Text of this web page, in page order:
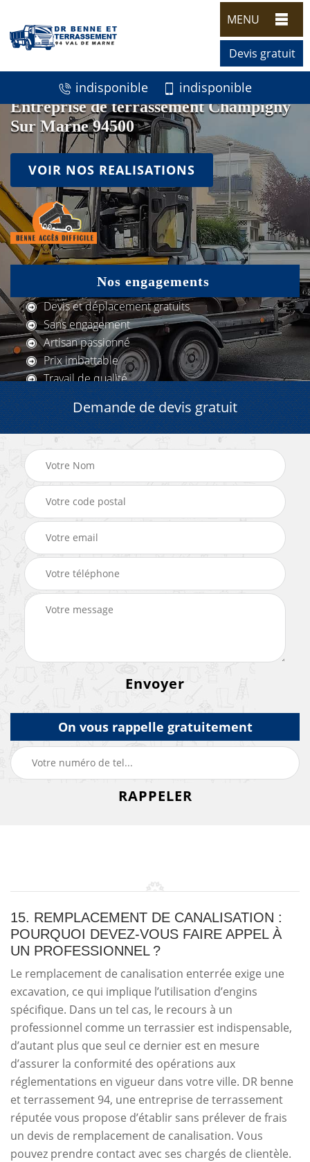
MENU
Devis gratuit
indisponible indisponible
Entreprise de terrassement Champigny
Sur Marne 94500
VOIR NOS REALISATIONS
Nos engagements
Devis et déplacement gratuits
Sans engagement
Artisan passionné
Prix imbattable
Travail de qualité
Demande de devis gratuit
On vous rappelle gratuitement
15. REMPLACEMENT DE CANALISATION :
POURQUOI DEVEZ-VOUS FAIRE APPEL À
UN PROFESSIONNEL ?
Le remplacement de canalisation enterrée exige une
excavation, ce qui implique l’utilisation d’engins
spécifique. Dans un tel cas, le recours à un
professionnel comme un terrassier est indispensable,
d’autant plus que seul ce dernier est en mesure
d’assurer la conformité des opérations aux
réglementations en vigueur dans votre ville. DR benne
et terrassement 94, une entreprise de terrassement
réputée vous propose d’établir sans prélever de frais
un devis de remplacement de canalisation. Vous
pouvez prendre contact avec ses chargés de clientèle.